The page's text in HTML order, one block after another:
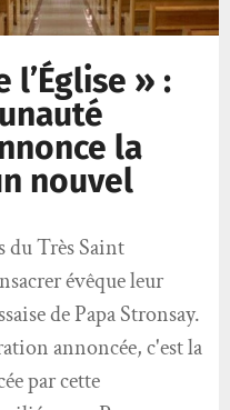
l’Église » :
la
nouvel
du Très Saint
évêque leur
de Papa Stronsay.
annoncée, c'est la
par cette